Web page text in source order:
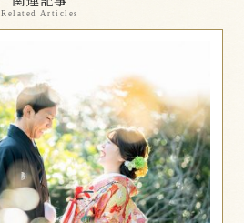
Related Articles